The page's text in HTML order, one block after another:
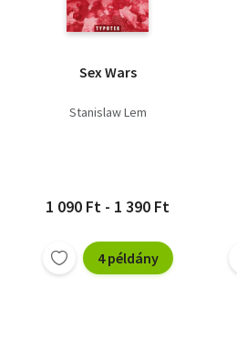
Sex Wars
Stanislaw Lem
1 090 Ft - 1 390 Ft
4 példány